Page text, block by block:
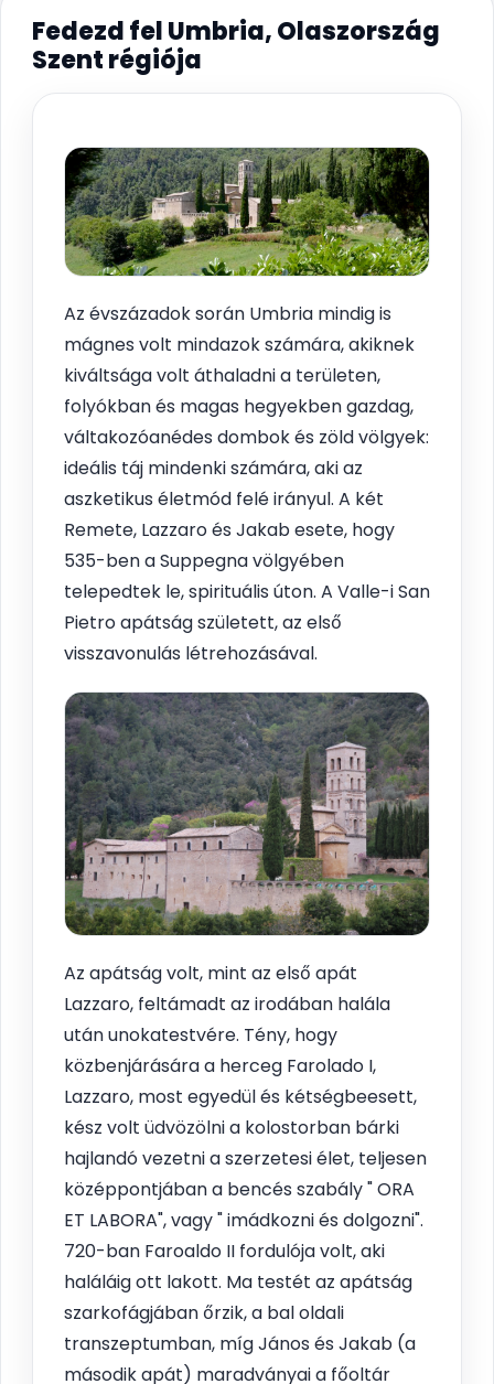
Fedezd fel Umbria, Olaszország
Szent régiója
Az évszázadok során Umbria mindig is
mágnes volt mindazok számára, akiknek
kiváltsága volt áthaladni a területen,
folyókban és magas hegyekben gazdag,
váltakozóanédes dombok és zöld völgyek:
ideális táj mindenki számára, aki az
aszketikus életmód felé irányul. A két
Remete, Lazzaro és Jakab esete, hogy
535-ben a Suppegna völgyében
telepedtek le, spirituális úton. A Valle-i San
Pietro apátság született, az első
visszavonulás létrehozásával.
Az apátság volt, mint az első apát
Lazzaro, feltámadt az irodában halála
után unokatestvére. Tény, hogy
közbenjárására a herceg Farolado I,
Lazzaro, most egyedül és kétségbeesett,
kész volt üdvözölni a kolostorban bárki
hajlandó vezetni a szerzetesi élet, teljesen
középpontjában a bencés szabály " ORA
ET LABORA", vagy " imádkozni és dolgozni".
720-ban Faroaldo II fordulója volt, aki
haláláig ott lakott. Ma testét az apátság
szarkofágjában őrzik, a bal oldali
transzeptumban, míg János és Jakab (a
második apát) maradványai a főoltár